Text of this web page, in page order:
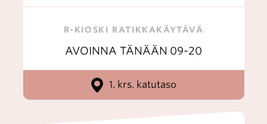
R-KIOSKI RATIKKAKÄYTÄVÄ
AVOINNA TÄNÄÄN 09-20
1. krs. katutaso